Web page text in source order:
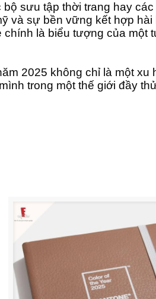
sưu tập thời trang hay
và sự bền vững kết hợp
là biểu tượng của
2025 không chỉ là một
trong một thế giới đầy